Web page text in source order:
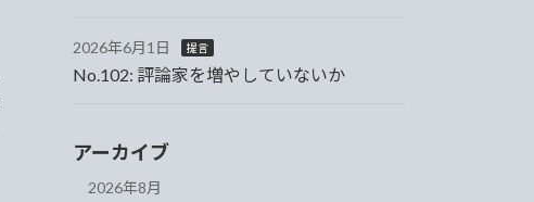
2026年6月1日 提言
No.102: 評論家を増やしていないか
アーカイブ
2026年8月